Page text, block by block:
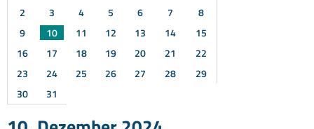
2
3 4 5 6 7
8
9
10 11 12 13 14
15
16
17 18 19 20 21
22
23
24 25 26 27 28
29
30
31